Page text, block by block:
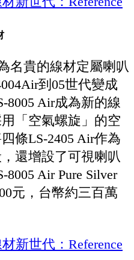
名貴的線材定屬喇叭
到05世代變成
8005 Air成為新的線
「空氣螺旋」的空
條LS-2405 Air作為
還增設了可視喇叭
Air Pure Silver
元，台幣約三百萬